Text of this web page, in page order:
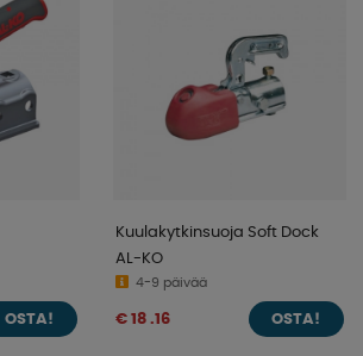
OSTA!
Kuulakytkinsuoja Soft Dock
AL-KO
4-9 päivää
€ 18 .16 OSTA!